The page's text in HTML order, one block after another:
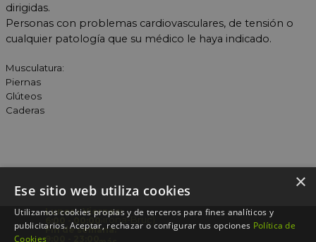
dirigidas.
Personas con problemas cardiovasculares, de tensión o
cualquier patología que su médico le haya indicado.
Musculatura:
Piernas
Glúteos
Caderas
¿Cómo llegar?
Aragó 322 (Girona-Bruc)
93 488 33 12
Lunes - Viernes:
6:00 - 00:00
Fin de semana:
9:00 - 23:00
×
Ese sitio web utiliza cookies
Utilizamos cookies propias y de terceros para fines analíticos y
publicitarios. Aceptar, rechazar o configurar tus opciones Política de
Cookies